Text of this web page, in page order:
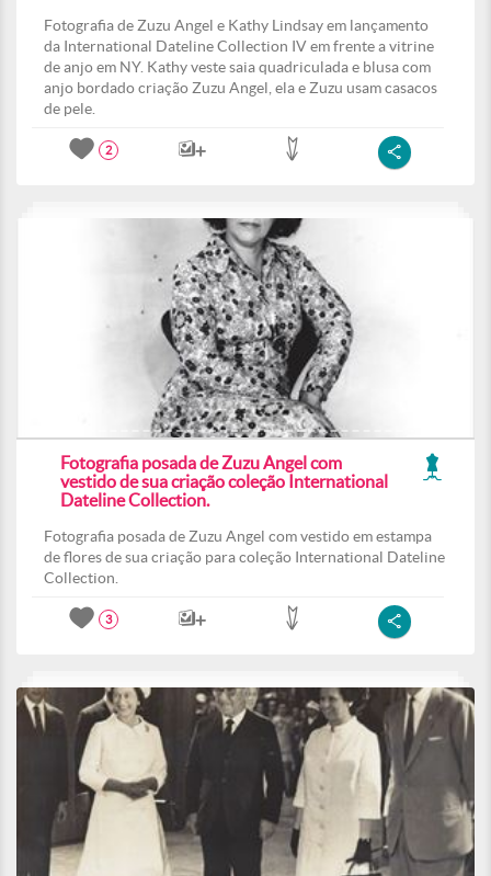
Fotografia de Zuzu Angel e Kathy Lindsay em lançamento
da International Dateline Collection IV em frente a vitrine
de anjo em NY. Kathy veste saia quadriculada e blusa com
anjo bordado criação Zuzu Angel, ela e Zuzu usam casacos
de pele.
2
Fotografia posada de Zuzu Angel com
vestido de sua criação coleção International
Dateline Collection.
Fotografia posada de Zuzu Angel com vestido em estampa
de flores de sua criação para coleção International Dateline
Collection.
3